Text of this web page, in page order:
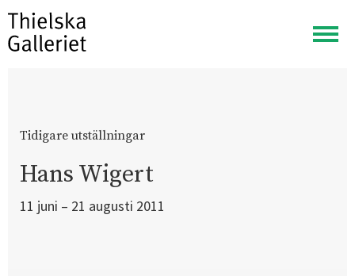
Visa
meny
Tidigare utställningar
Hans Wigert
11 juni – 21 augusti 2011